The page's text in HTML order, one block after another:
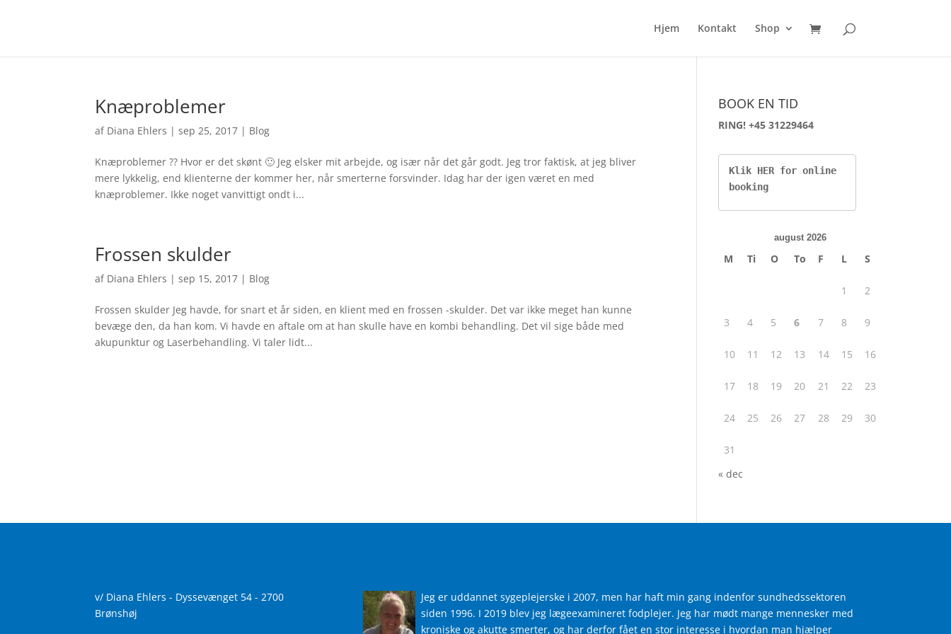
Hjem Kontakt Shop
Knæproblemer
af Diana Ehlers |sep 25, 2017 | Blog
Knæproblemer ?? Hvor er det skønt 🙂 Jeg elsker mit arbejde, og især når det går godt. Jeg tror faktisk, at jeg bliver
mere lykkelig, end klienterne der kommer her, når smerterne forsvinder. Idag har der igen været en med
knæproblemer. Ikke noget vanvittigt ondt i...
Frossen skulder
af Diana Ehlers |sep 15, 2017 | Blog
Frossen skulder Jeg havde, for snart et år siden, en klient med en frossen -skulder. Det var ikke meget han kunne
bevæge den, da han kom. Vi havde en aftale om at han skulle have en kombi behandling. Det vil sige både med
akupunktur og Laserbehandling. Vi taler lidt...
BOOK EN TID
RING! +45 31229464
Klik HER for online
booking
august 2026
M Ti O To F L S
1 2
3 4 5 6 7 8 9
10 11 12 13 14 15 16
17 18 19 20 21 22 23
24 25 26 27 28 29 30
31
« dec
v/ Diana Ehlers - Dyssevænget 54 - 2700
Brønshøj
Jeg er uddannet sygeplejerske i 2007, men har haft min gang indenfor sundhedssektoren
siden 1996. I 2019 blev jeg lægeexamineret fodplejer. Jeg har mødt mange mennesker med
kroniske og akutte smerter, og har derfor fået en stor interesse i hvordan man hjælper